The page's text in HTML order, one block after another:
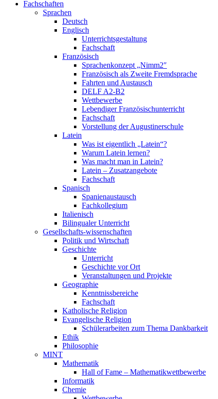
Fachschaften
Sprachen
Deutsch
Englisch
Unterrichtsgestaltung
Fachschaft
Französisch
Sprachenkonzept „Nimm2″
Französisch als Zweite Fremdsprache
Fahrten und Austausch
DELF A2-B2
Wettbewerbe
Lebendiger Französischunterricht
Fachschaft
Vorstellung der Augustinerschule
Latein
Was ist eigentlich „Latein“?
Warum Latein lernen?
Was macht man in Latein?
Latein – Zusatzangebote
Fachschaft
Spanisch
Spanienaustausch
Fachkollegium
Italienisch
Bilingualer Unterricht
Gesellschafts-wissenschaften
Politik und Wirtschaft
Geschichte
Unterricht
Geschichte vor Ort
Veranstaltungen und Projekte
Geographie
Kenntnissbereiche
Fachschaft
Katholische Religion
Evangelische Religion
Schülerarbeiten zum Thema Dankbarkeit
Ethik
Philosophie
MINT
Mathematik
Hall of Fame – Mathematikwettbewerbe
Informatik
Chemie